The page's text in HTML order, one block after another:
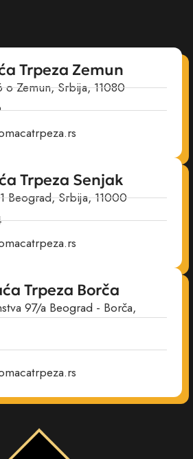
Trpeza Zemun
o Zemun, Srbija, 11080
Trpeza Senjak
Beograd, Srbija, 11000
Trpeza Borča
97/a Beograd - Borča,